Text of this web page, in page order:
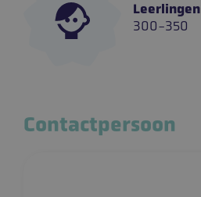
Leerlingen
300-350
Contactpersoon